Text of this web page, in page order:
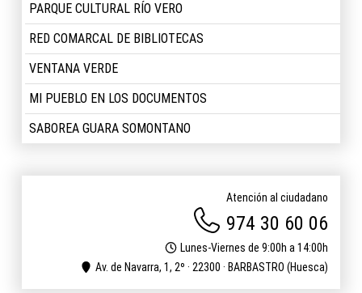
PARQUE CULTURAL RÍO VERO
RED COMARCAL DE BIBLIOTECAS
VENTANA VERDE
MI PUEBLO EN LOS DOCUMENTOS
SABOREA GUARA SOMONTANO
Atención al ciudadano
974 30 60 06
Lunes-Viernes de 9:00h a 14:00h
Av. de Navarra, 1, 2º · 22300 · BARBASTRO (Huesca)